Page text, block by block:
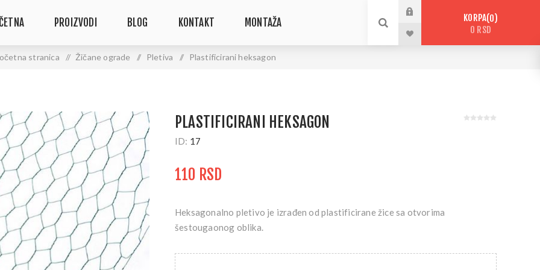
PROIZVODI BLOG KONTAKT MONTAŽA KORPA 0
0 RSD
stranica / Žičane ograde / Pletiva / Plastificirani heksagon
PLASTIFICIRANI HEKSAGON
ID: 17
110 RSD
Heksagonalno pletivo je izrađen od plastificirane žice sa otvorima
šestougaonog oblika.